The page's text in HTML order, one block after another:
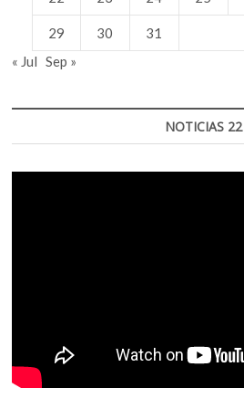
29 30
31
« Jul Sep »
NOTICIAS 22